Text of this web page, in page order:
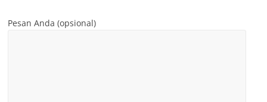
Pesan Anda (opsional)